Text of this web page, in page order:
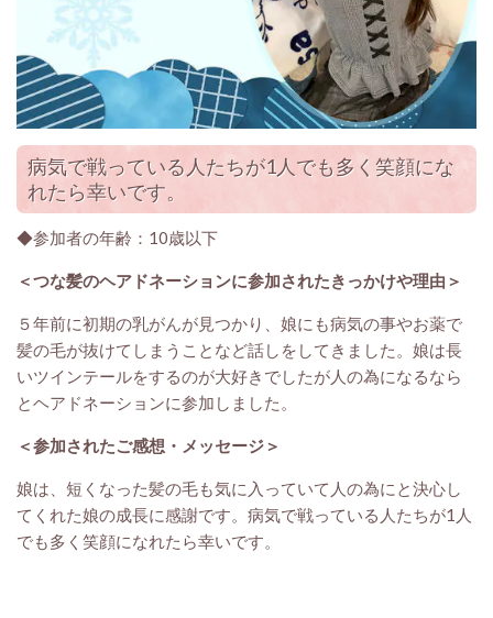
病気で戦っている人たちが1人でも多く笑顔にな
れたら幸いです。
◆参加者の年齢：10歳以下
＜つな髪のヘアドネーションに参加されたきっかけや理由＞
５年前に初期の乳がんが見つかり、娘にも病気の事やお薬で
髪の毛が抜けてしまうことなど話しをしてきました。娘は長
いツインテールをするのが大好きでしたが人の為になるなら
とヘアドネーションに参加しました。
＜参加されたご感想・メッセージ＞
娘は、短くなった髪の毛も気に入っていて人の為にと決心し
てくれた娘の成長に感謝です。病気で戦っている人たちが1人
でも多く笑顔になれたら幸いです。